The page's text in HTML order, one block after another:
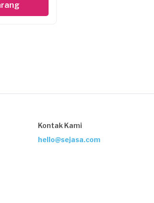
Kontak Kami
hello@sejasa.com